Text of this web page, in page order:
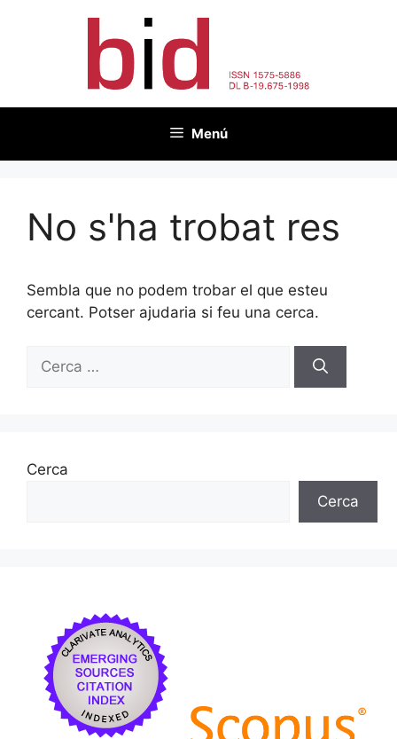
Menú
No s'ha trobat res
Sembla que no podem trobar el que esteu
cercant. Potser ajudaria si feu una cerca.
Cerca:
Cerca
Cerca